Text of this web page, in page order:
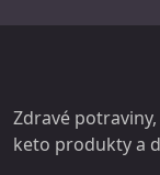
Zdravé
keto produkty a